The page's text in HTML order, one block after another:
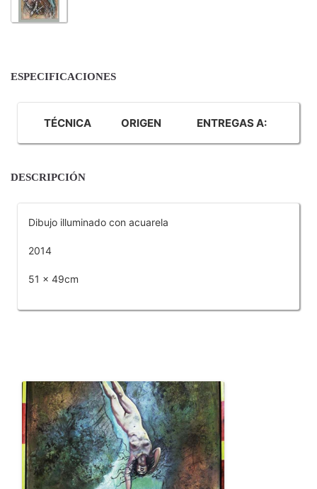
ESPECIFICACIONES
TÉCNICA ORIGEN ENTREGAS A:
DESCRIPCIÓN
Dibujo illuminado con acuarela
2014
51 x 49cm